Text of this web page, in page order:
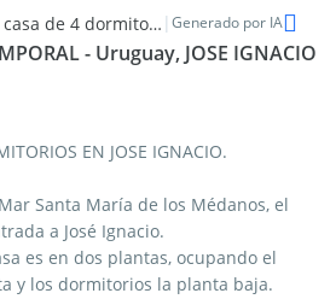
Alquiler temporario de casa de 4 dormitorios en Punta del Este | Generado por IA
- Uruguay, JOSE IGNACIO
EN JOSE IGNACIO.
Santa María de los Médanos, el
a José Ignacio.
es en dos plantas, ocupando el
y los dormitorios la planta baja.